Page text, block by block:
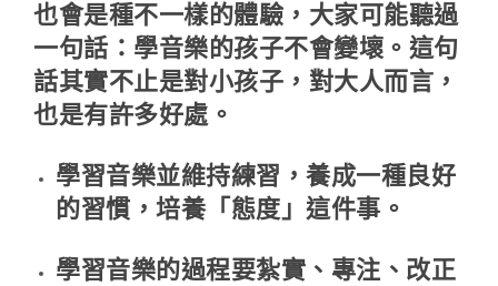
也會是種不一樣的體驗，大家可能聽過
一句話：學音樂的孩子不會變壞。這句
話其實不止是對小孩子，對大人而言，
也是有許多好處。
學習音樂並維持練習，養成一種良好
的習慣，培養「態度」這件事。
學習音樂的過程要紮實、專注、改正